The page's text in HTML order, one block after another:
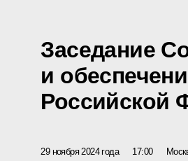
Заседание
и
Российской
29 ноября 2024 года 17:00